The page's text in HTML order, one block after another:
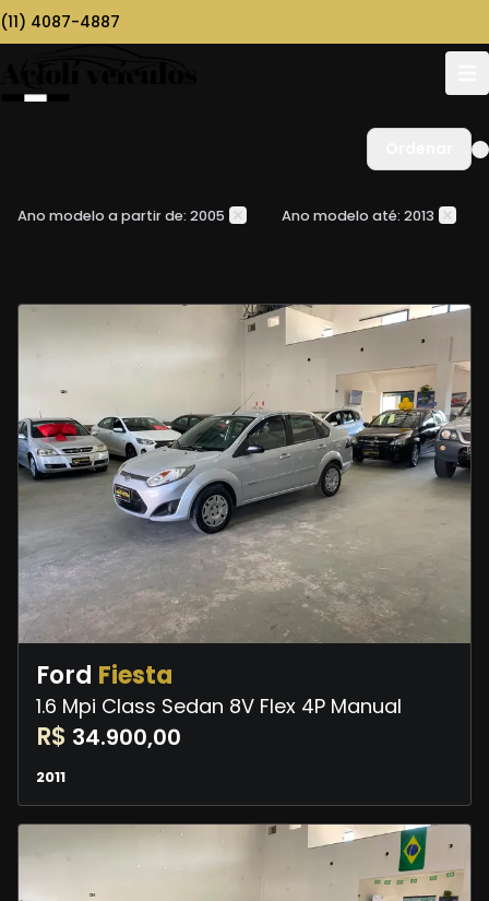
(11) 4087-4887
Ano modelo a partir de: 2005 Ano modelo até: 2013
Ford Fiesta
1.6 Mpi Class Sedan 8V Flex 4P Manual
R$ 34.900,00
2011